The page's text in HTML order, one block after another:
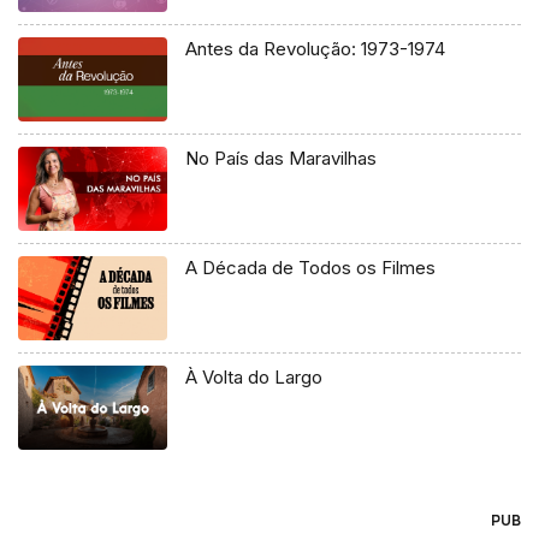
Antes da Revolução: 1973-1974
No País das Maravilhas
A Década de Todos os Filmes
À Volta do Largo
PUB